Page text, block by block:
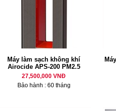
Máy làm sạch không khí
Airocide APS-200 PM2.5
27,500,000 VNĐ
Bảo hành : 60 tháng